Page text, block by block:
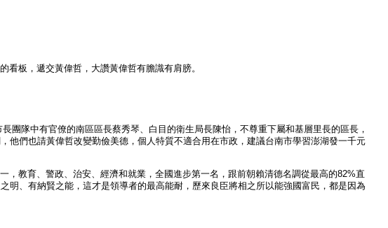
板，遞交黃偉哲，大讚黃偉哲有膽識有肩膀。
隊中有官僚的南區區長蔡秀琴、白目的衛生局長陳怡，不尊重下屬和基層里長的區長，
們也請黃偉哲改變勤儉美德，個人特質不適合用在市政，建議台南市學習澎湖發一千元
教育、警政、治安、經濟和就業，全國進步第一名，跟前朝賴清德名調從最高的82%直
、有納賢之能，這才是領導者的最高能耐，歷來良臣將相之所以能強國富民，都是因為